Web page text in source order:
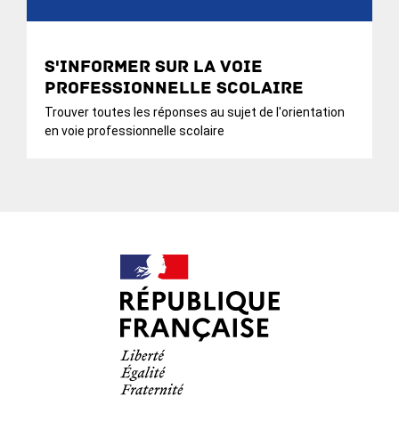
S'informer sur la voie
professionnelle scolaire
Trouver toutes les réponses au sujet de l'orientation
en voie professionnelle scolaire